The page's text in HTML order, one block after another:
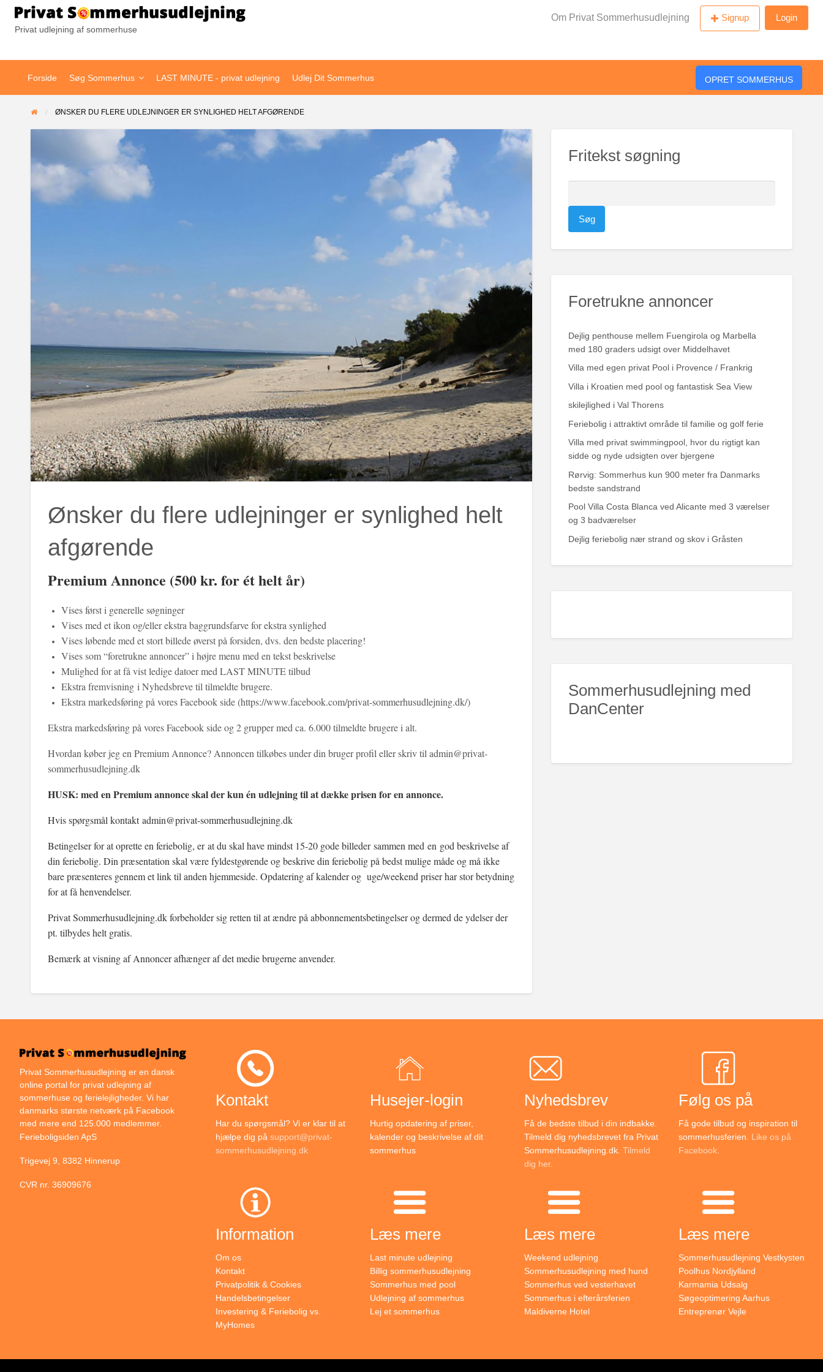
Om Privat Sommerhusudlejning Signup Login
Privat udlejning af sommerhuse
Forside Søg Sommerhus LAST MINUTE - privat udlejning Udlej Dit Sommerhus OPRET SOMMERHUS
ØNSKER DU FLERE UDLEJNINGER ER SYNLIGHED HELT AFGØRENDE
Ønsker du flere udlejninger er synlighed helt
afgørende
Premium Annonce (500 kr. for ét helt år)
Vises først i generelle søgninger
Vises med et ikon og/eller ekstra baggrundsfarve for ekstra synlighed
Vises løbende med et stort billede øverst på forsiden, dvs. den bedste placering!
Vises som “foretrukne annoncer” i højre menu med en tekst beskrivelse
Mulighed for at få vist ledige datoer med LAST MINUTE tilbud
Ekstra fremvisning i Nyhedsbreve til tilmeldte brugere.
Ekstra markedsføring på vores Facebook side (https://www.facebook.com/privat-sommerhusudlejning.dk/)
Ekstra markedsføring på vores Facebook side og 2 grupper med ca. 6.000 tilmeldte brugere i alt.
Hvordan køber jeg en Premium Annonce? Annoncen tilkøbes under din bruger profil eller skriv til admin@privat-
sommerhusudlejning.dk
HUSK: med en Premium annonce skal der kun én udlejning til at dække prisen for en annonce.
Hvis spørgsmål kontakt admin@privat-sommerhusudlejning.dk
Betingelser for at oprette en feriebolig, er at du skal have mindst 15-20 gode billeder sammen med en god beskrivelse af
din feriebolig. Din præsentation skal være fyldestgørende og beskrive din feriebolig på bedst mulige måde og må ikke
bare præsenteres gennem et link til anden hjemmeside. Opdatering af kalender og uge/weekend priser har stor betydning
for at få henvendelser.
Privat Sommerhusudlejning.dk forbeholder sig retten til at ændre på abbonnementsbetingelser og dermed de ydelser der
pt. tilbydes helt gratis.
Bemærk at visning af Annoncer afhænger af det medie brugerne anvender.
Fritekst søgning
ø
e
f
rForetrukne annoncer
Dejlig penthouse mellem Fuengirola og Marbella
med 180 graders udsigt over Middelhavet
Villa med egen privat Pool i Provence / Frankrig
Villa i Kroatien med pool og fantastisk Sea View
skilejlighed i Val Thorens
Feriebolig i attraktivt område til familie og golf ferie
Villa med privat swimmingpool, hvor du rigtigt kan
sidde og nyde udsigten over bjergene
Rørvig: Sommerhus kun 900 meter fra Danmarks
bedste sandstrand
Pool Villa Costa Blanca ved Alicante med 3 værelser
og 3 badværelser
Dejlig feriebolig nær strand og skov i Gråsten
Sommerhusudlejning med
DanCenter
Privat Sommerhusudlejning er en dansk
online portal for privat udlejning af
sommerhuse og ferielejligheder. Vi har
danmarks største netværk på Facebook
med mere end 125.000 medlemmer.
Ferieboligsiden ApS
Trigevej 9, 8382 Hinnerup
CVR nr. 36909676
Kontakt
Har du spørgsmål? Vi er klar til at
hjælpe dig på support@privat-
sommerhusudlejning.dk
Husejer-login
Hurtig opdatering af priser,
kalender og beskrivelse af dit
sommerhus
Nyhedsbrev
Få de bedste tilbud i din indbakke.
Tilmeld dig nyhedsbrevet fra Privat
Sommerhusudlejning.dk. Tilmeld
dig her.
Følg os på
Få gode tilbud og inspiration til
sommerhusferien. Like os på
Facebook.
Information
Om os
Kontakt
Privatpolitik & Cookies
Handelsbetingelser
Investering & Feriebolig vs.
MyHomes
Læs mere
Last minute udlejning
Billig sommerhusudlejning
Sommerhus med pool
Udlejning af sommerhus
Lej et sommerhus
Læs mere
Weekend udlejning
Sommerhusudlejning med hund
Sommerhus ved vesterhavet
Sommerhus i efterårsferien
Maldiverne Hotel
Læs mere
Sommerhusudlejning Vestkysten
Poolhus Nordjylland
Karmamia Udsalg
Søgeoptimering Aarhus
Entreprenør Vejle